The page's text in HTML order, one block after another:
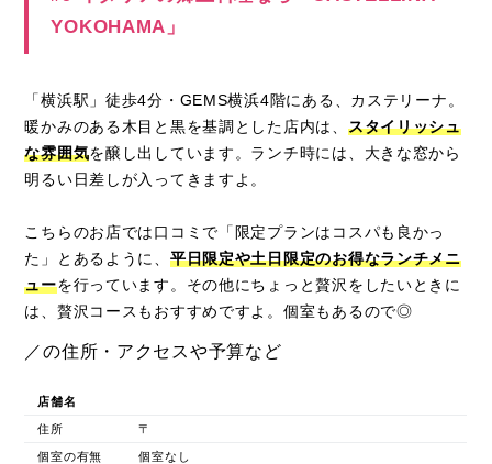
YOKOHAMA」
「横浜駅」徒歩4分・GEMS横浜4階にある、カステリーナ。
暖かみのある木目と黒を基調とした店内は、 スタイリッシュ
な雰囲気を醸し出しています。ランチ時には、大きな窓から
明るい日差しが入ってきますよ。
こちらのお店では口コミで「限定プランはコスパも良かっ
た」とあるように、 平日限定や土日限定のお得なランチメニ
ューを行っています。その他にちょっと贅沢をしたいときに
は、贅沢コースもおすすめですよ。個室もあるので◎
／の住所・アクセスや予算など
店舗名
住所 〒
個室の有無 個室なし